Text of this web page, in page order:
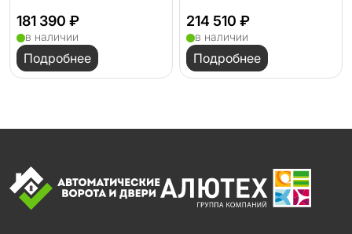
181 390 ₽
в наличии
Подробнее
214 510 ₽
в наличии
Подробнее